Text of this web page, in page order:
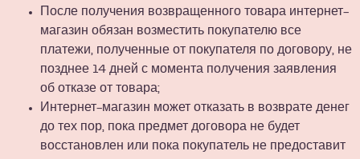
После получения возвращенного товара интернет-
магазин обязан возместить покупателю все
платежи, полученные от покупателя по договору, не
позднее 14 дней с момента получения заявления
об отказе от товара;
Интернет-магазин может отказать в возврате денег
до тех пор, пока предмет договора не будет
восстановлен или пока покупатель не предоставит